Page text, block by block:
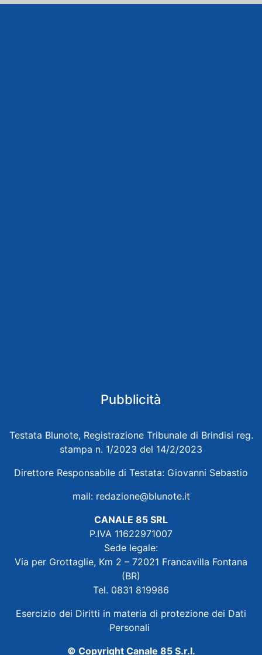
Pubblicità
Testata Blunote, Registrazione Tribunale di Brindisi reg.
stampa n. 1/2023 del 14/2/2023
Direttore Responsabile di Testata: Giovanni Sebastio
mail: redazione@blunote.it
CANALE 85 SRL
P.IVA 11622971007
Sede legale:
Via per Grottaglie, Km 2 – 72021 Francavilla Fontana
(BR)
Tel. 0831 819986
Esercizio dei Diritti in materia di protezione dei Dati
Personali
© Copyright Canale 85 S.r.l.